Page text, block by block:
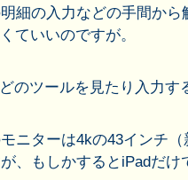
細の入力などの手間か
ていいのですが。
のツールを見たり入力す
ニターは4kの43インチ
、もしかするとiPadだけ